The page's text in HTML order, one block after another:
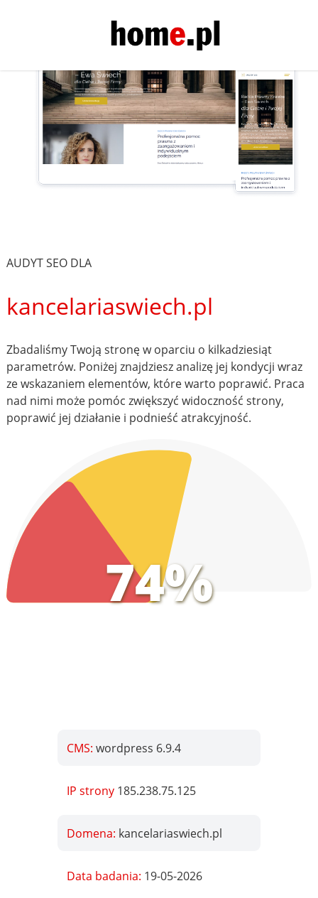
AUDYT SEO DLA
kancelariaswiech.pl
Zbadaliśmy Twoją stronę w oparciu o kilkadziesiąt
parametrów. Poniżej znajdziesz analizę jej kondycji wraz
ze wskazaniem elementów, które warto poprawić. Praca
nad nimi może pomóc zwiększyć widoczność strony,
poprawić jej działanie i podnieść atrakcyjność.
74%
CMS:wordpress 6.9.4
IP strony 185.238.75.125
Domena: kancelariaswiech.pl
Data badania: 19-05-2026